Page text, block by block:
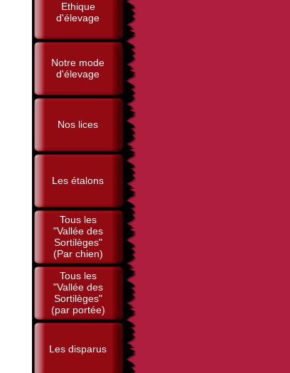
Ethique
d'élevage
Notre mode
d'élevage
Nos lices
Les étalons
Tous les
"Vallée des
Sortilèges"
(Par chien)
Tous les
"Vallée des
Sortilèges"
(par portée)
Les disparus